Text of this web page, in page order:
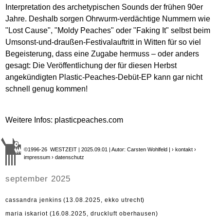
Interpretation des archetypischen Sounds der frühen 90er
Jahre. Deshalb sorgen Ohrwurm-verdächtige Nummern wie
"Lost Cause", "Moldy Peaches" oder "Faking It" selbst beim
Umsonst-und-draußen-Festivalauftritt in Witten für so viel
Begeisterung, dass eine Zugabe hermuss – oder anders
gesagt: Die Veröffentlichung der für diesen Herbst
angekündigten Plastic-Peaches-Debüt-EP kann gar nicht
schnell genug kommen!
Weitere Infos: plasticpeaches.com
©1996-26 WESTZEIT | 2025.09.01 | Autor: Carsten Wohlfeld |› kontakt ›
impressum › datenschutz
september 2025
cassandra jenkins (13.08.2025, ekko utrecht)
maria iskariot (16.08.2025, druckluft oberhausen)